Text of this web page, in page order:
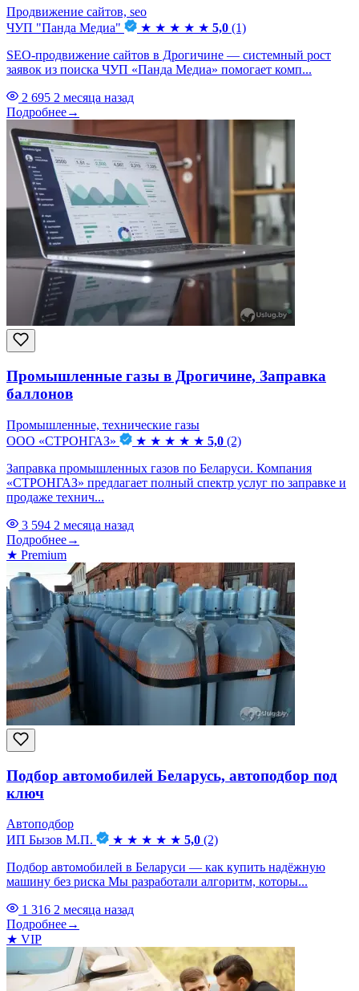
Продвижение сайтов, seo
ЧУП "Панда Медиа"
★ ★ ★ ★ ★ 5,0 (1)
SEO-продвижение сайтов в Дрогичине — системный рост
заявок из поиска ЧУП «Панда Медиа» помогает комп...
2 695 2 месяца назад
Подробнее→
Промышленные газы в Дрогичине, Заправка
баллонов
Промышленные, технические газы
ООО «СТРОНГАЗ»
★ ★ ★ ★ ★ 5,0 (2)
Заправка промышленных газов по Беларуси. Компания
«СТРОНГАЗ» предлагает полный спектр услуг по заправке и
продаже технич...
3 594 2 месяца назад
Подробнее→
★ Premium
Подбор автомобилей Беларусь, автоподбор под
ключ
Автоподбор
ИП Бызов М.П.
★ ★ ★ ★ ★ 5,0 (2)
Подбор автомобилей в Беларуси — как купить надёжную
машину без риска Мы разработали алгоритм, которы...
1 316 2 месяца назад
Подробнее→
★ VIP